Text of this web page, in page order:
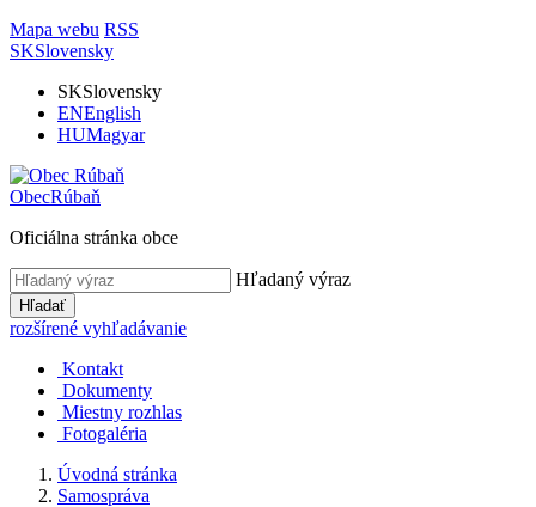
Mapa webu RSS
SKSlovensky
SKSlovensky
ENEnglish
HUMagyar
ObecRúbaň
Oficiálna stránka obce
Hľadaný výraz
Hľadať
rozšírené vyhľadávanie
Kontakt
Dokumenty
Miestny rozhlas
Fotogaléria
Úvodná stránka
Samospráva